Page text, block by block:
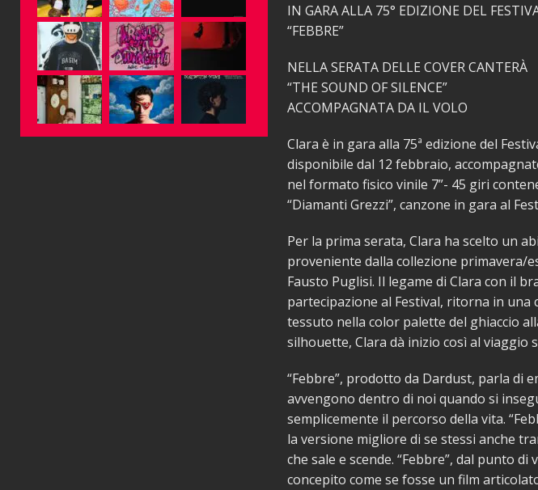
IN GARA ALLA 75° EDIZIONE DEL
“FEBBRE”
NELLA SERATA DELLE COVER CANTERÀ
“THE SOUND OF SILENCE”
ACCOMPAGNATA DA IL VOLO
Clara è in gara alla 75ª edizione del
disponibile dal 12 febbraio,
nel formato fisico vinile 7”- 45 giri
“Diamanti Grezzi”, canzone in gara al
Per la prima serata, Clara ha scelto un
proveniente dalla collezione primavera/
Fausto Puglisi. Il legame di Clara con il
partecipazione al Festival, ritorna in una
tessuto nella color palette del ghiaccio
silhouette, Clara dà inizio così al viaggio
“Febbre”, prodotto da Dardust, parla di
avvengono dentro di noi quando si
semplicemente il percorso della vita.
la versione migliore di se stessi anche
che sale e scende. “Febbre”, dal punto
concepito come se fosse un film